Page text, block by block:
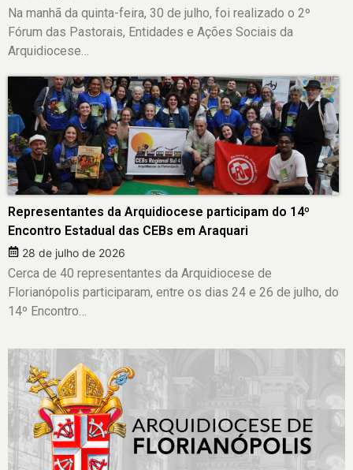
Na manhã da quinta-feira, 30 de julho, foi realizado o 2º
Fórum das Pastorais, Entidades e Ações Sociais da
Arquidiocese…
Representantes da Arquidiocese participam do 14º
Encontro Estadual das CEBs em Araquari
28 de julho de 2026
Cerca de 40 representantes da Arquidiocese de
Florianópolis participaram, entre os dias 24 e 26 de julho, do
14º Encontro…